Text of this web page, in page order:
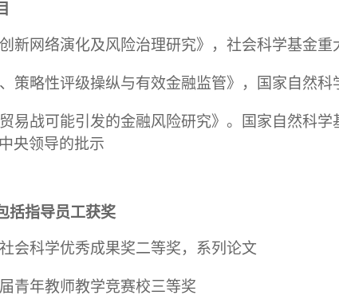
新网络演化及风险治理研究》， 社会科学基金重
策略性评级操纵与有效金融监管》，国家自然科
易战可能引发的金融风险研究》。国家自然科
央领导的批示
括指导员工获奖
会科学优秀成果奖二等奖，系列论文
青年教师教学竞赛校三等奖